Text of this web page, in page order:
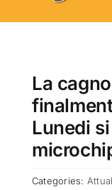
HOME
SMARRITI O DA
La
Lunedi
Categories: